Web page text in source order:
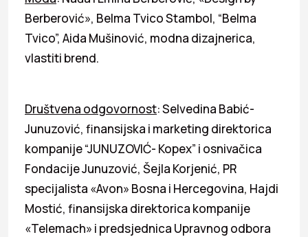
Berberović», Belma Tvico Stambol, “Belma
Tvico”, Aida Mušinović, modna dizajnerica,
vlastiti brend.
Društvena odgovornost: Selvedina Babić-
Junuzović, finansijska i marketing direktorica
kompanije “JUNUZOVIĆ- Kopex” i osnivačica
Fondacije Junuzović, Šejla Korjenić, PR
specijalista «Avon» Bosna i Hercegovina, Hajdi
Mostić, finansijska direktorica kompanije
«Telemach» i predsjednica Upravnog odbora